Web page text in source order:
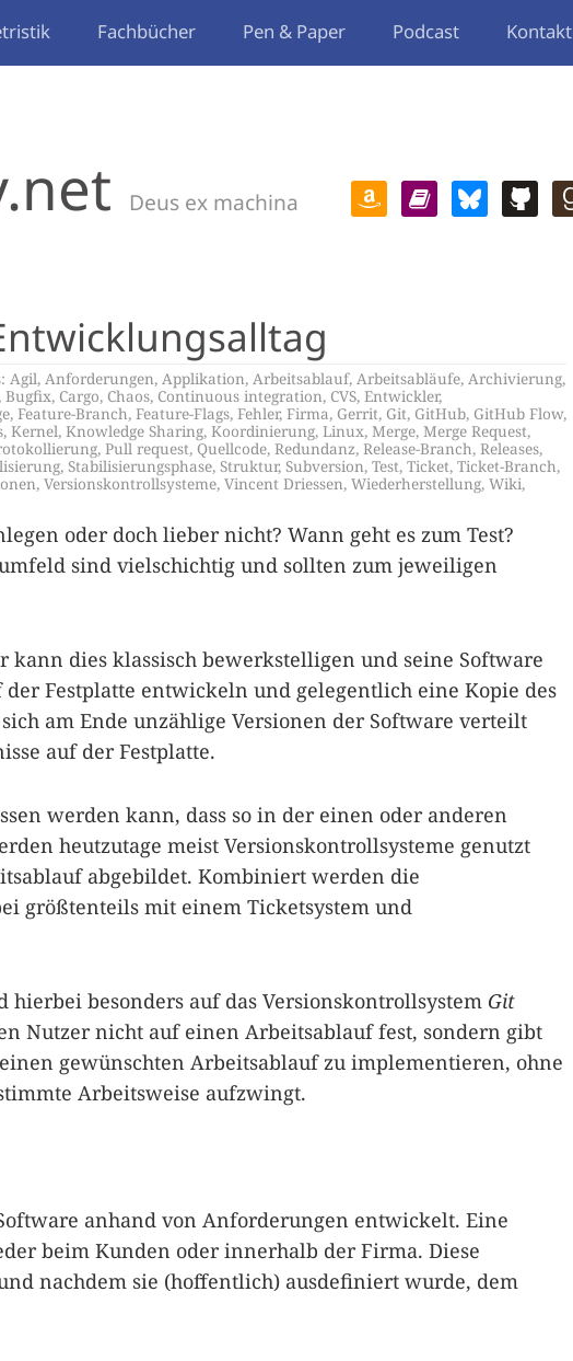
Fachbücher Pen & Paper Podcast Kontakt
Deus ex machina
Agil, Anforderungen, Applikation, Arbeitsablauf, Arbeitsabläufe, Archivierung,
, Bugfix, Cargo, Chaos, Continuous integration, CVS, Entwickler,
, Feature-Branch, Feature-Flags, Fehler, Firma, Gerrit, Git, GitHub, GitHub Flow,
, Kernel, Knowledge Sharing, Koordinierung, Linux, Merge, Merge Request,
, Pull request, Quellcode, Redundanz, Release-Branch, Releases,
, Stabilisierungsphase, Struktur, Subversion, Test, Ticket, Ticket-Branch,
, Versionskontrollsysteme, Vincent Driessen, Wiederherstellung, Wiki,
oder doch lieber nicht? Wann geht es zum Test?
sind vielschichtig und sollten zum jeweiligen
kann dies klassisch bewerkstelligen und seine Software
Festplatte entwickeln und gelegentlich eine Kopie des
am Ende unzählige Versionen der Software verteilt
auf der Festplatte.
werden kann, dass so in der einen oder anderen
heutzutage meist Versionskontrollsysteme genutzt
abgebildet. Kombiniert werden die
größtenteils mit einem Ticketsystem und
besonders auf das Versionskontrollsystem Git
Nutzer nicht auf einen Arbeitsablauf fest, sondern gibt
gewünschten Arbeitsablauf zu implementieren, ohne
Arbeitsweise aufzwingt.
anhand von Anforderungen entwickelt. Eine
beim Kunden oder innerhalb der Firma. Diese
nachdem sie (hoffentlich) ausdefiniert wurde, dem